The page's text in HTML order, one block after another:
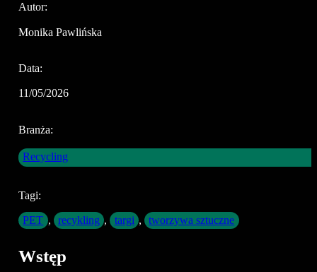
Autor:
Monika Pawlińska
Data:
11/05/2026
Branża:
Recycling
Tagi:
PET , recykling , targi , tworzywa sztuczne
Wstęp